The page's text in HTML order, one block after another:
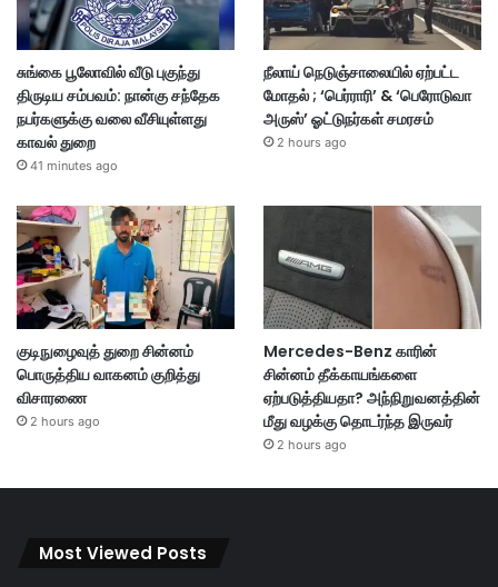
சுங்கை பூலோவில் வீடு புகுந்து
திருடிய சம்பவம்: நான்கு சந்தேக
நபர்களுக்கு வலை வீசியுள்ளது
காவல் துறை
41 minutes ago
நீலாய் நெடுஞ்சாலையில் ஏற்பட்ட
மோதல் ; ‘பெர்ராரி’ & ‘பெரோடுவா
அருஸ்’ ஓட்டுநர்கள் சமரசம்
2 hours ago
குடிநுழைவுத் துறை சின்னம்
பொருத்திய வாகனம் குறித்து
விசாரணை
2 hours ago
Mercedes-Benz காரின்
சின்னம் தீக்காயங்களை
ஏற்படுத்தியதா? அந்நிறுவனத்தின்
மீது வழக்கு தொடர்ந்த இருவர்
2 hours ago
Most Viewed Posts